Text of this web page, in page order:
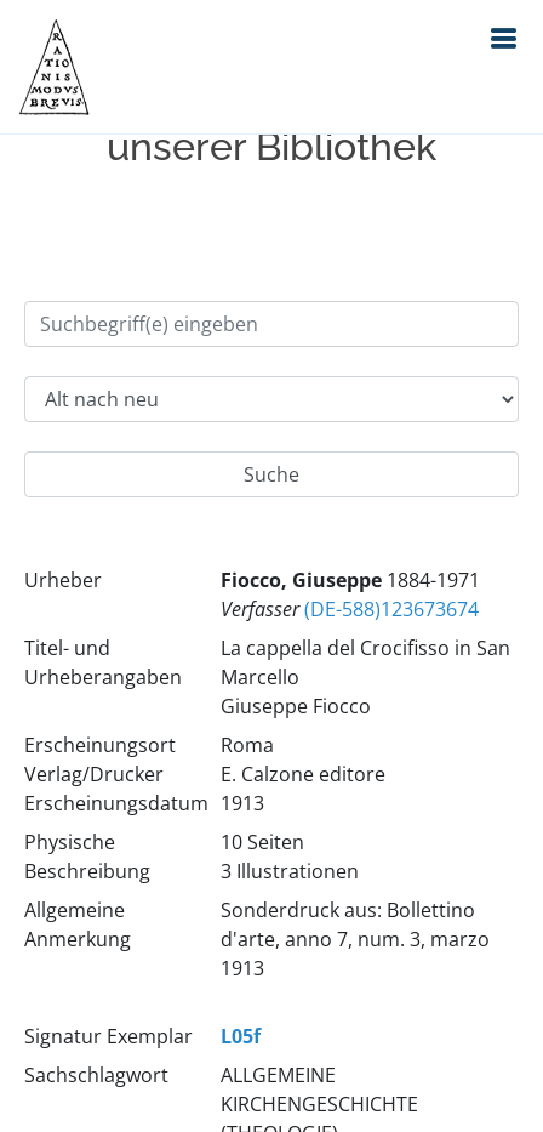
Einfache Suche im Bestand
unserer Bibliothek
Urheber Fiocco, Giuseppe1884-1971
Verfasser(DE-588)123673674
Titel- und
Urheberangaben
La cappella del Crocifisso in San
Marcello
Giuseppe Fiocco
Erscheinungsort
Verlag/Drucker
Erscheinungsdatum
Roma
E. Calzone editore
1913
Physische
Beschreibung
10 Seiten
3 Illustrationen
Allgemeine
Anmerkung
Sonderdruck aus: Bollettino
d'arte, anno 7, num. 3, marzo
1913
Signatur Exemplar
L05f
Sachschlagwort
ALLGEMEINE
KIRCHENGESCHICHTE